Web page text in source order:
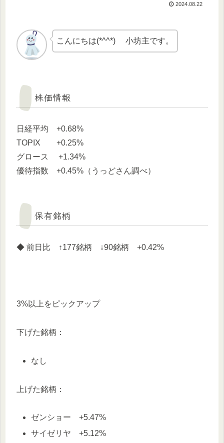
2024.08.22
こんにちは(*^^*) 小坊主です。
株価情報
日経平均 +0.68%
TOPIX +0.25%
グロース +1.34%
優待指数 +0.45%（うっどさん調べ）
保有銘柄
◆ 前日比 ↑177銘柄 ↓90銘柄 +0.42%
3%以上をピックアップ
下げた銘柄：
なし
上げた銘柄：
ゼンショー +5.47%
サイゼリヤ +5.12%